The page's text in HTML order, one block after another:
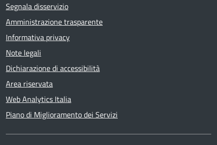
Segnala disservizio
Amministrazione trasparente
Informativa privacy
Note legali
Dichiarazione di accessibilità
Area riservata
Web Analytics Italia
Piano di Miglioramento dei Servizi